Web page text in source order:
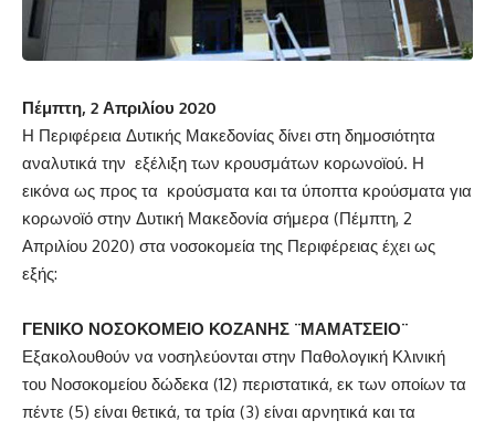
Πέμπτη, 2 Απριλίου 2020
Η Περιφέρεια Δυτικής Μακεδονίας δίνει στη δημοσιότητα
αναλυτικά την εξέλιξη των κρουσμάτων κορωνοϊού. Η
εικόνα ως προς τα κρούσματα και τα ύποπτα κρούσματα για
κορωνοϊό στην Δυτική Μακεδονία σήμερα (Πέμπτη, 2
Απριλίου 2020) στα νοσοκομεία της Περιφέρειας έχει ως
εξής:
ΓΕΝΙΚΟ ΝΟΣΟΚΟΜΕΙΟ ΚΟΖΑΝΗΣ ¨ΜΑΜΑΤΣΕΙΟ¨
Εξακολουθούν να νοσηλεύονται στην Παθολογική Κλινική
του Νοσοκομείου δώδεκα (12) περιστατικά, εκ των οποίων τα
πέντε (5) είναι θετικά, τα τρία (3) είναι αρνητικά και τα